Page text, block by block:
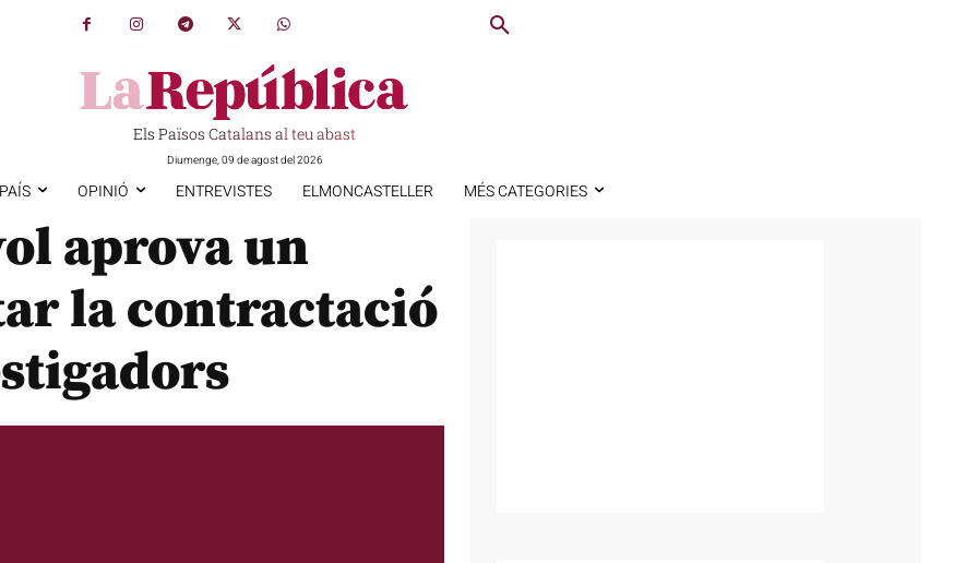
Els Països Catalans al teu abast
Diumenge, 09 de agost del 2026
OPINIÓ ENTREVISTES ELMONCASTELLER MÉS CATEGORIES
aprova un
la contractació